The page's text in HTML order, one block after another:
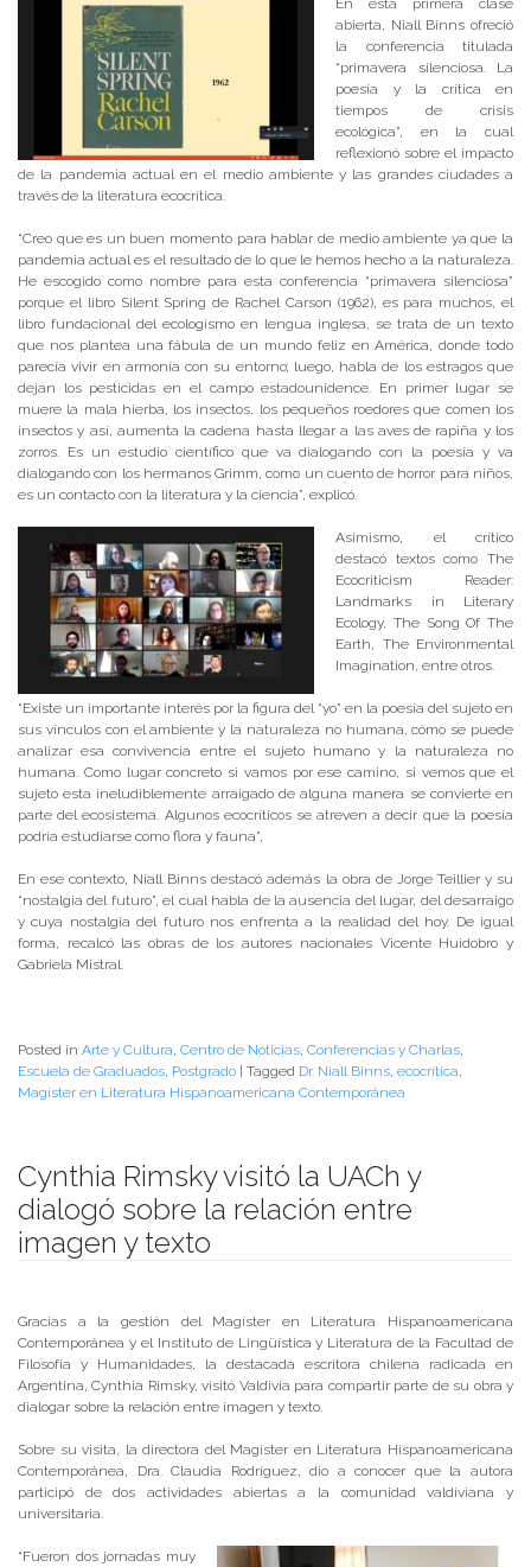
En esta primera clase
abierta, Niall Binns ofreció
la conferencia titulada
“primavera silenciosa. La
poesía y la crítica en
tiempos de crisis
ecológica”, en la cual
reflexionó sobre el impacto
de la pandemia actual en el medio ambiente y las grandes ciudades a
través de la literatura ecocrítica.
“Creo que es un buen momento para hablar de medio ambiente ya que la
pandemia actual es el resultado de lo que le hemos hecho a la naturaleza.
He escogido como nombre para esta conferencia “primavera silenciosa”
porque el libro Silent Spring de Rachel Carson (1962), es para muchos, el
libro fundacional del ecologismo en lengua inglesa, se trata de un texto
que nos plantea una fábula de un mundo feliz en América, donde todo
parecía vivir en armonía con su entorno; luego, habla de los estragos que
dejan los pesticidas en el campo estadounidence. En primer lugar se
muere la mala hierba, los insectos, los pequeños roedores que comen los
insectos y así, aumenta la cadena hasta llegar a las aves de rapiña y los
zorros. Es un estudio científico que va dialogando con la poesía y va
dialogando con los hermanos Grimm, como un cuento de horror para niños,
es un contacto con la literatura y la ciencia”, explicó.
Asimismo, el crítico
destacó textos como The
Ecocriticism Reader:
Landmarks in Literary
Ecology, The Song Of The
Earth, The Environmental
Imagination, entre otros.
“Existe un importante interés por la figura del “yo” en la poesía del sujeto en
sus vínculos con el ambiente y la naturaleza no humana, cómo se puede
analizar esa convivencia entre el sujeto humano y la naturaleza no
humana. Como lugar concreto si vamos por ese camino, si vemos que el
sujeto esta ineludiblemente arraigado de alguna manera se convierte en
parte del ecosistema. Algunos ecocríticos se atreven a decir que la poesía
podría estudiarse como flora y fauna”,
En ese contexto, Niall Binns destacó además la obra de Jorge Teillier y su
“nostalgia del futuro”, el cual habla de la ausencia del lugar, del desarraigo
y cuya nostalgia del futuro nos enfrenta a la realidad del hoy. De igual
forma, recalcó las obras de los autores nacionales Vicente Huidobro y
Gabriela Mistral.
Posted in Arte y Cultura, Centro de Noticias, Conferencias y Charlas,
Escuela de Graduados, Postgrado Tagged Dr. Niall Binns, ecocrítica,
Magíster en Literatura Hispanoamericana Contemporánea
Cynthia Rimsky visitó la UACh y
dialogó sobre la relación entre
imagen y texto
Gracias a la gestión del Magíster en Literatura Hispanoamericana
Contemporánea y el Instituto de Lingüística y Literatura de la Facultad de
Filosofía y Humanidades, la destacada escritora chilena radicada en
Argentina, Cynthia Rimsky, visitó Valdivia para compartir parte de su obra y
dialogar sobre la relación entre imagen y texto.
Sobre su visita, la directora del Magíster en Literatura Hispanoamericana
Contemporánea, Dra. Claudia Rodríguez, dio a conocer que la autora
participó de dos actividades abiertas a la comunidad valdiviana y
universitaria.
“Fueron dos jornadas muy